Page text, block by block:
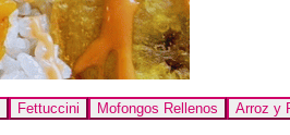
Fettuccini Mofongos Rellenos Arroz y